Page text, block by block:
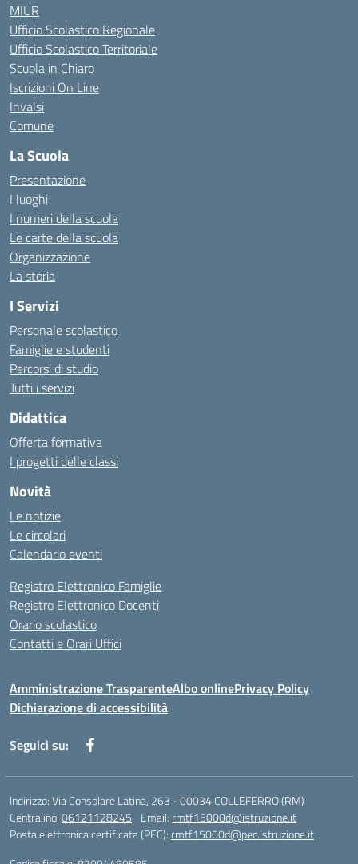
MIUR
Ufficio Scolastico Regionale
Ufficio Scolastico Territoriale
Scuola in Chiaro
Iscrizioni On Line
Invalsi
Comune
La Scuola
Presentazione
I luoghi
I numeri della scuola
Le carte della scuola
Organizzazione
La storia
I Servizi
Personale scolastico
Famiglie e studenti
Percorsi di studio
Tutti i servizi
Didattica
Offerta formativa
I progetti delle classi
Novità
Le notizie
Le circolari
Calendario eventi
Registro Elettronico Famiglie
Registro Elettronico Docenti
Orario scolastico
Contatti e Orari Uffici
Amministrazione TrasparenteAlbo onlinePrivacy Policy
Dichiarazione di accessibilità
Seguici su:
Indirizzo:Via Consolare Latina, 263 - 00034 COLLEFERRO (RM)
Centralino:06121128245 Email: rmtf15000d@istruzione.it
Posta elettronica certificata (PEC): rmtf15000d@pec.istruzione.it